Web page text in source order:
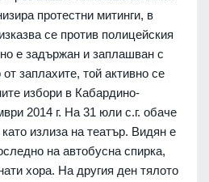
протестни митинги, в
се против полицейския
е задържан и заплашван с
заплахите, той активно се
избори в Кабардино-
2014 г. На 31 юли с.г. обаче
излиза на театър. Видян е
на автобусна спирка,
хора. На другия ден тялото